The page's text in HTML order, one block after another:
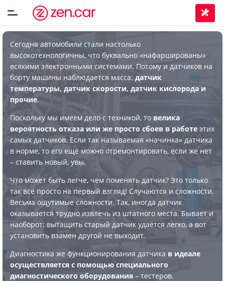
Сегодня автомобили стали настолько
высокотехнологичны, что буквально «нафаршированы»
всякими электронными системами. Потому и датчиков на
борту машины наблюдается масса: датчик
температуры, датчик скорости, датчик кислорода и
прочие.
Поскольку мы имеем дело с техникой, то велика
вероятность отказа или же просто сбоев в работе этих
самых датчиков. Если так называемая «начинка» датчика
в норме, то его ещё можно отремонтировать, если же нет
– ставить новый, увы.
Что может быть легче, чем поменять датчик? Это только
так всё просто на первый взгляд! Случаются и сложности.
Весьма ощутимые сложности. Так, иногда датчик
оказывается трудно извлечь из штатного места. Бывает и
наоборот: вытащить старый датчик удаётся легко, а вот
установить взамен другой не выходит.
Диагностика же функционирования датчика в идеале
осуществляется с помощью специального
диагностического оборудования – тестеров.